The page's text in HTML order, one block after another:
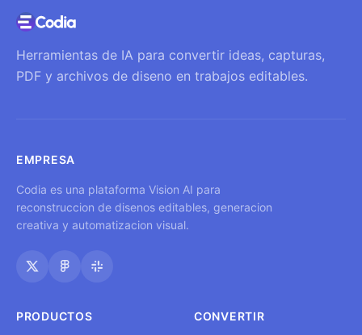
Herramientas de IA para convertir ideas, capturas,
PDF y archivos de diseno en trabajos editables.
EMPRESA
Codia es una plataforma Vision AI para
reconstruccion de disenos editables, generacion
creativa y automatizacion visual.
PRODUCTOS CONVERTIR